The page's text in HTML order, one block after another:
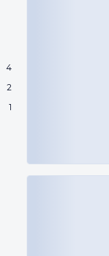
4
2
1